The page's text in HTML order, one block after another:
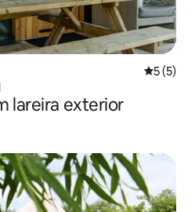
5 (5)
lareira exterior